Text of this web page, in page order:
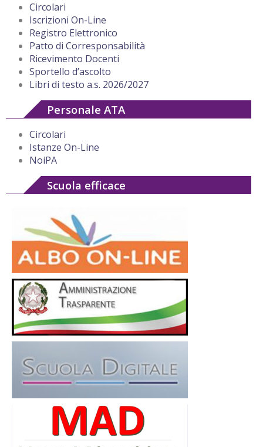
Circolari
Iscrizioni On-Line
Registro Elettronico
Patto di Corresponsabilità
Ricevimento Docenti
Sportello d’ascolto
Libri di testo a.s. 2026/2027
Personale ATA
Circolari
Istanze On-Line
NoiPA
Scuola efficace